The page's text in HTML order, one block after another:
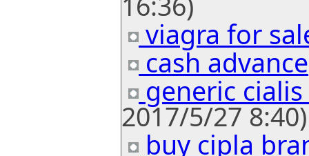
viagra for
cash advance
generic
2017/5/27 8:40)
buy cipla